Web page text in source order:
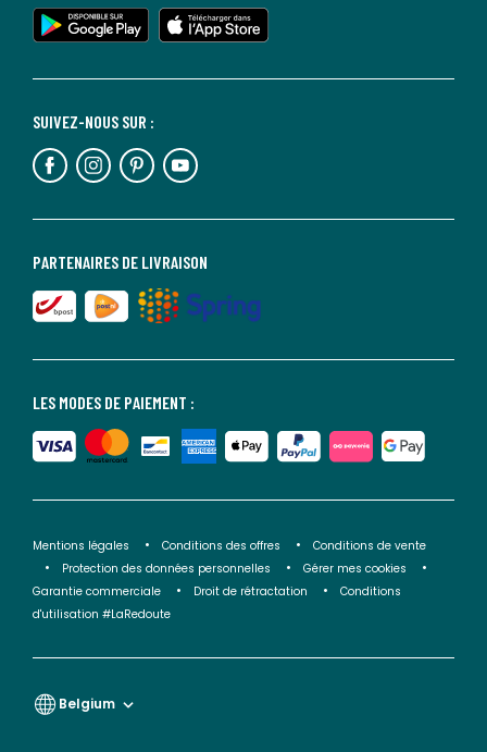
LES MODES DE PAIEMENT :
PARTENAIRES DE LIVRAISON
SUIVEZ-NOUS SUR :
Mentions légales Conditions des offres
Conditions de vente
Protection des données personnelles
Gérer mes cookies
Garantie commerciale
Droit de rétractation
Conditions
d'utilisation #LaRedoute
Belgium